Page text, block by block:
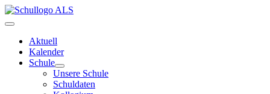
Aktuell
Kalender
Schule
Unsere Schule
Schuldaten